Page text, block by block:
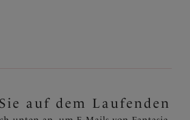
auf dem Laufenden